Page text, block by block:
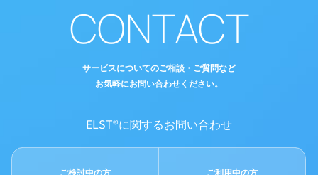
CONTACT
サービスについてのご相談・ご質問など
お気軽にお問い合わせください。
ELST®に関するお問い合わせ
ご検討中の方 ご利用中の方